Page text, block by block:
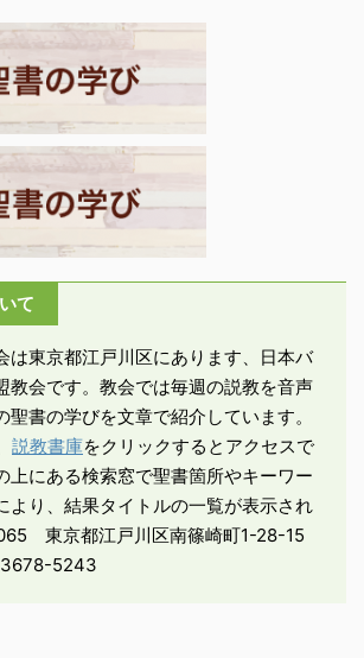
めの日、朝早く、まだ暗
いうちに、マグダラのマ
リアは墓に ...
24：
のしる
15
い者は
と警
目を覚
（24：
その文
乙女の
どう迎
なって
おと
来はイ
迫った
て準 ...
て
は東京都江戸川区にあります、日本バ
教会です。教会では毎週の説教を音声
聖書の学びを文章で紹介しています。
説教書庫をクリックするとアクセスで
上にある検索窓で聖書箇所やキーワー
より、結果タイトルの一覧が表示され
東京都江戸川区南篠崎町1-28-15
5243